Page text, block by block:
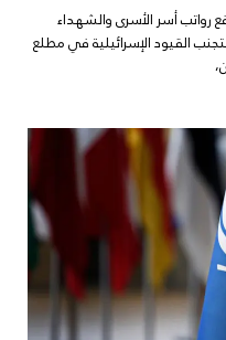
أسر الأسرى والشهداء
القيود الإسرائيلية في مطلع